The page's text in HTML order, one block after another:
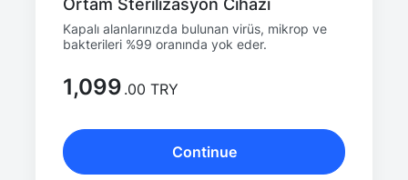
Ortam Sterilizasyon Cihazı
Kapalı alanlarınızda bulunan virüs, mikrop ve
bakterileri %99 oranında yok eder.
1,099 .00 TRY
Continue